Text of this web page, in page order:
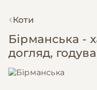
Коти
Бірманська -
догляд,